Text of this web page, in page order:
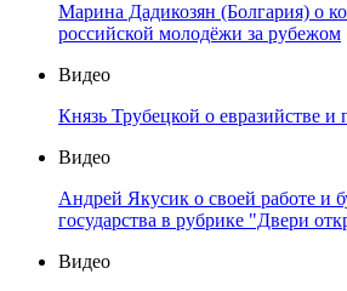
Марина Дадикозян (Болгария) о
российской молодёжи за рубежом
Видео
Князь Трубецкой о евразийстве и
Видео
Андрей Якусик о своей работе и
государства в рубрике "Двери
Видео